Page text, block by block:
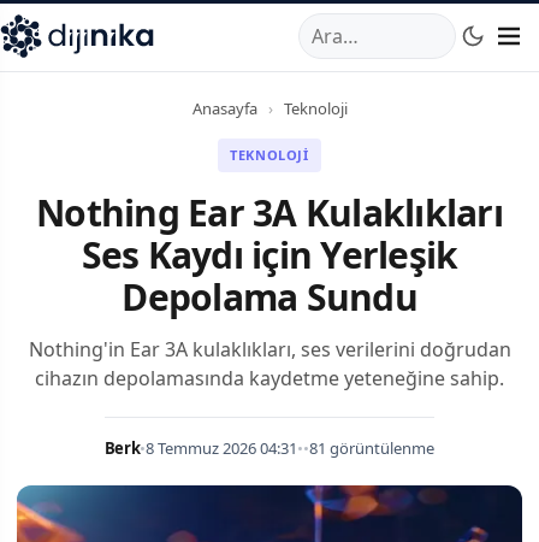
,Marmara Mahallesi,Beylikdüzü34520TRTelefon:0850
Anasayfa › Teknoloji
TEKNOLOJI
Nothing Ear 3A Kulaklıkları
Ses Kaydı için Yerleşik
Depolama Sundu
Nothing'in Ear 3A kulaklıkları, ses verilerini doğrudan
cihazın depolamasında kaydetme yeteneğine sahip.
Berk•8 Temmuz 2026 04:31••81 görüntülenme